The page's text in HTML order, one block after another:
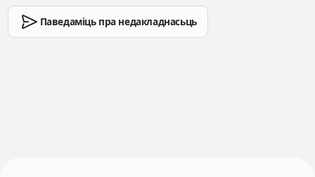
Паведаміць пра недакладнасьць